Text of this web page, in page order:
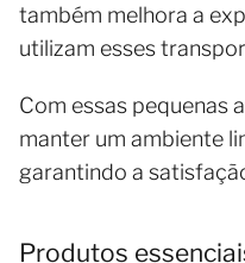
também melhora a
utilizam esses
Com essas pequenas
manter um ambiente
garantindo a
Produtos